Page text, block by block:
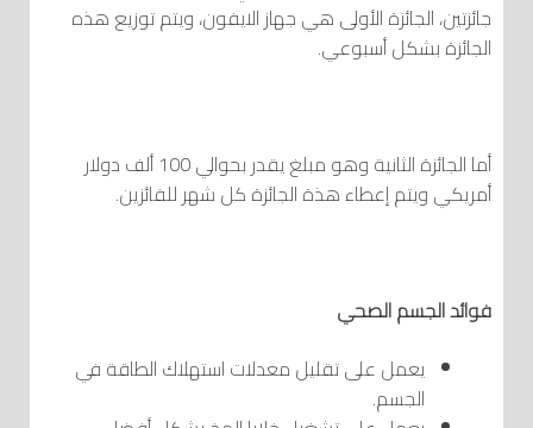
جائزتين، الجائزة الأولى هي جهاز الايفون، ويتم توزيع هذه
الجائزة بشكل أسبوعي.
أما الجائزة الثانية وهو مبلغ يقدر بحوالي 100 ألف دولار
أمريكي ويتم إعطاء هذة الجائزة كل شهر للفائزين.
فوائد الجسم الصحي
يعمل على تقليل معدلات استهلاك الطاقة في
الجسم.